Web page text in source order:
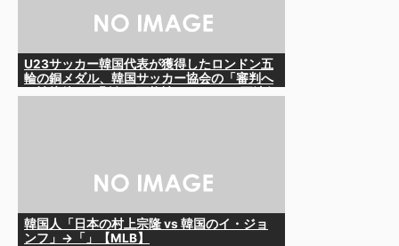
U23サッカー韓国代表が獲得したロンドン五
輪の銅メダル、韓国サッカー協会の「審判へ
韓国人「日本の村上宗隆 vs 韓国のイ・ジョ
ンフ」→「」【MLB】